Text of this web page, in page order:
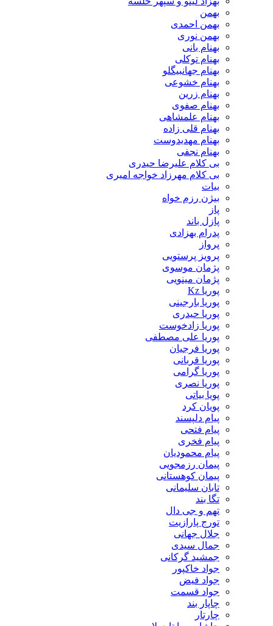
بهمن
بهمن احمدی
بهمن نوری
بهنام بانی
بهنام توکلی
بهنام جهانبیگلو
بهنام خشوعی
بهنام زرین
بهنام صفوی
بهنام علمشاهی
بهنام قلی زاده
بهنام مهدیدوست
بهنام نجفی
بی کلام علیرضا حیدری
بی کلام مهرزاد خواجه امیری
بیات
بیژن رزم خواه
پاز
پازل باند
پدرام بهزادی
پرواز
پرویز پرستویی
پژمان موسوی
پژمان مینویی
پوریا Kz
پوریا بارجینی
پوریا حیدری
پوریا زادخوست
پوریا علی مصطفی
پوریا فرجیان
پوریا قربانی
پوریا گرامی
پوریا نصری
پویا بیاتی
پویان کرد
پیام دلپسند
پیام فتحی
پیام فخری
پیام محمودیان
پیمان رزمجویی
پیمان کوهستانی
تابان سلیمانی
تگا بند
تهم و جی دال
تورج پارازیت
جلال جهانی
جمال سیدی
جمشید گرکانی
جواد خاکپور
جواد فیض
جواد قسمت
چاپار بند
چارتار